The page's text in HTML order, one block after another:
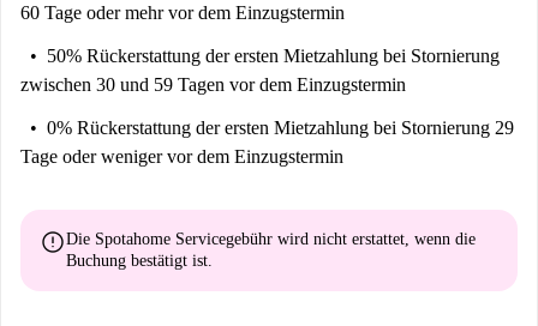
60 Tage oder mehr vor dem Einzugstermin
50% Rückerstattung der ersten Mietzahlung bei Stornierung
zwischen 30 und 59 Tagen vor dem Einzugstermin
0% Rückerstattung der ersten Mietzahlung bei Stornierung 29
Tage oder weniger vor dem Einzugstermin
errorDie Spotahome Servicegebühr wird nicht erstattet , wenn die
Buchung bestätigt ist.